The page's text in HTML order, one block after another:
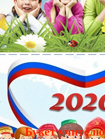
Букет учителю